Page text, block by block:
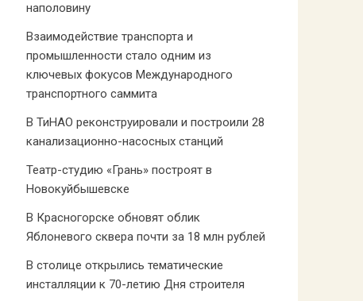
наполовину
Взаимодействие транспорта и
промышленности стало одним из
ключевых фокусов Международного
транспортного саммита
В ТиНАО реконструировали и построили 28
канализационно-насосных станций
Театр-студию «Грань» построят в
Новокуйбышевске
В Красногорске обновят облик
Яблоневого сквера почти за 18 млн рублей
В столице открылись тематические
инсталляции к 70-летию Дня строителя